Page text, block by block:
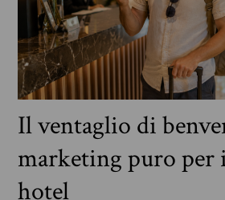
Il ventaglio di
marketing puro per
hotel